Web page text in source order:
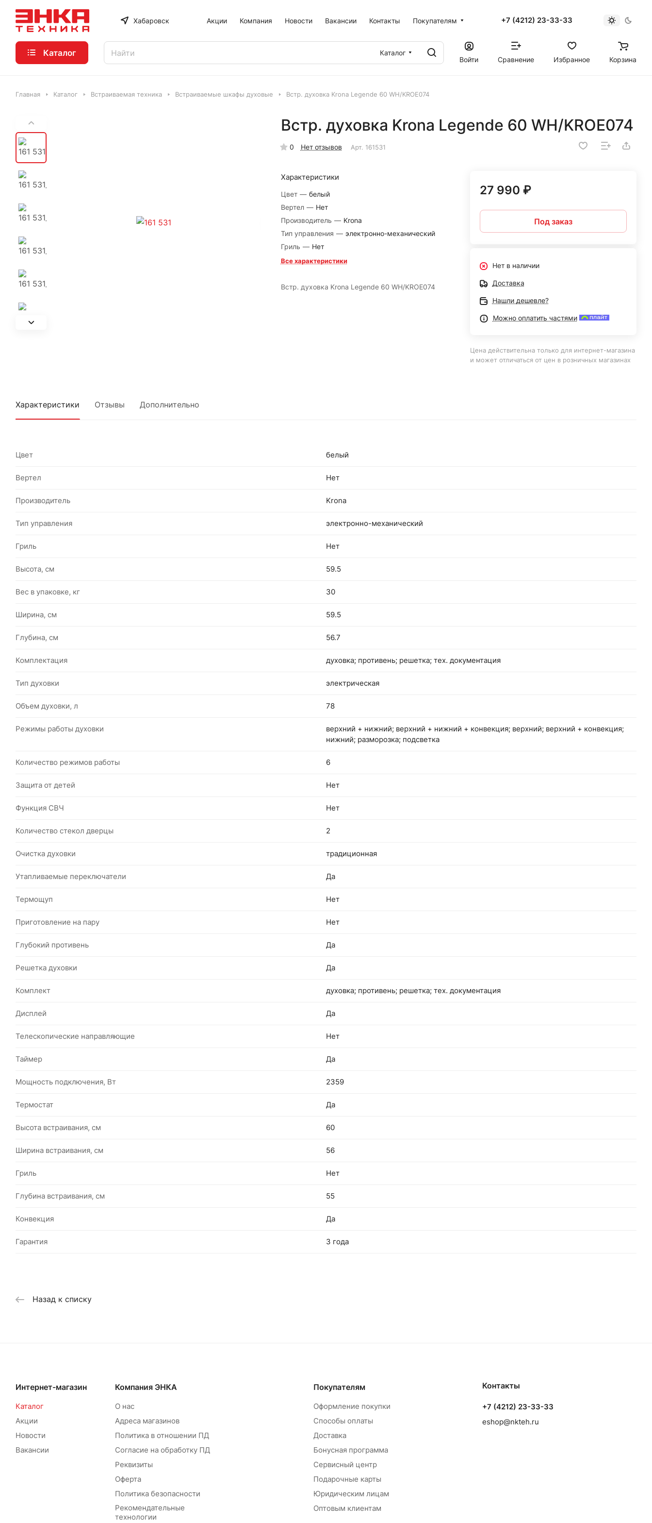
Хабаровск Акции Компания Новости Вакансии Контакты Покупателям +7 (4212) 23-33-33
Каталог
Каталог
Войти
Сравнение Избранное Корзина
Главная Каталог Встраиваемая техника Встраиваемые шкафы духовые Встр. духовка Krona Legende 60 WH/KROE074
Встр. духовка Krona Legende 60 WH/KROE074
0 Нет отзывов Арт. 161531
Характеристики
Цвет — белый
Вертел — Нет
Производитель — Krona
Тип управления — электронно-механический
Гриль — Нет
Все характеристики
Встр. духовка Krona Legende 60 WH/KROE074
27 990 ₽
Под заказ
Нет в наличии
Доставка
Нашли дешевле?
Можно оплатить частями
Цена действительна только для интернет-магазина
и может отличаться от цен в розничных магазинах
Характеристики Отзывы Дополнительно
Цвет белый
Вертел Нет
Производитель Krona
Тип управления электронно-механический
Гриль Нет
Высота, см 59.5
Вес в упаковке, кг 30
Ширина, см 59.5
Глубина, см 56.7
Комплектация духовка; противень; решетка; тех. документация
Тип духовки электрическая
Объем духовки, л 78
Режимы работы духовки
верхний + нижний; верхний + нижний + конвекция; верхний; верхний + конвекция;
нижний; разморозка; подсветка
Количество режимов работы 6
Защита от детей Нет
Функция СВЧ Нет
Количество стекол дверцы 2
Очистка духовки традиционная
Утапливаемые переключатели Да
Термощуп Нет
Приготовление на пару Нет
Глубокий противень Да
Решетка духовки Да
Комплект духовка; противень; решетка; тех. документация
Дисплей Да
Телескопические направляющие Нет
Таймер Да
Мощность подключения, Вт 2359
Термостат Да
Высота встраивания, см 60
Ширина встраивания, см 56
Гриль Нет
Глубина встраивания, см 55
Конвекция Да
Гарантия 3 года
Назад к списку
Интернет-магазин
Каталог
Акции
Новости
Вакансии
Компания ЭНКА
О нас
Адреса магазинов
Политика в отношении ПД
Согласие на обработку ПД
Реквизиты
Оферта
Политика безопасности
Рекомендательные
технологии
Покупателям
Оформление покупки
Способы оплаты
Доставка
Бонусная программа
Сервисный центр
Подарочные карты
Юридическим лицам
Оптовым клиентам
Контакты
+7 (4212) 23-33-33
eshop@nkteh.ru